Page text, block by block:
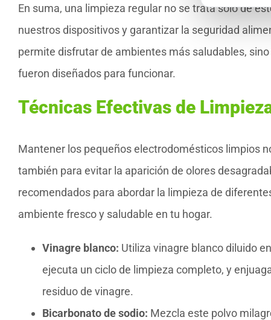
En suma, una limpieza regular no se trata solo de
nuestros dispositivos y garantizar la seguridad
permite disfrutar de ambientes más saludables,
fueron diseñados para funcionar.
Técnicas Efectivas de
Mantener los pequeños electrodomésticos limpios
también para evitar la aparición de olores
recomendados para abordar la limpieza de
ambiente fresco y saludable en tu hogar.
Vinagre blanco: Utiliza vinagre blanco diluido
ejecuta un ciclo de limpieza completo, y
residuo de vinagre.
Bicarbonato de sodio: Mezcla este polvo